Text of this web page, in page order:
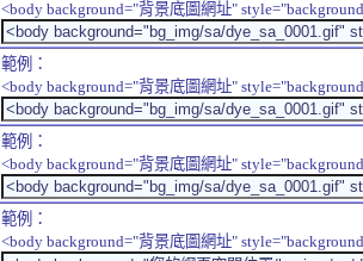
<body background="背景底圖網址"
範例：
<body background="背景底圖網址"
範例：
<body background="背景底圖網址"
範例：
<body background="背景底圖網址"